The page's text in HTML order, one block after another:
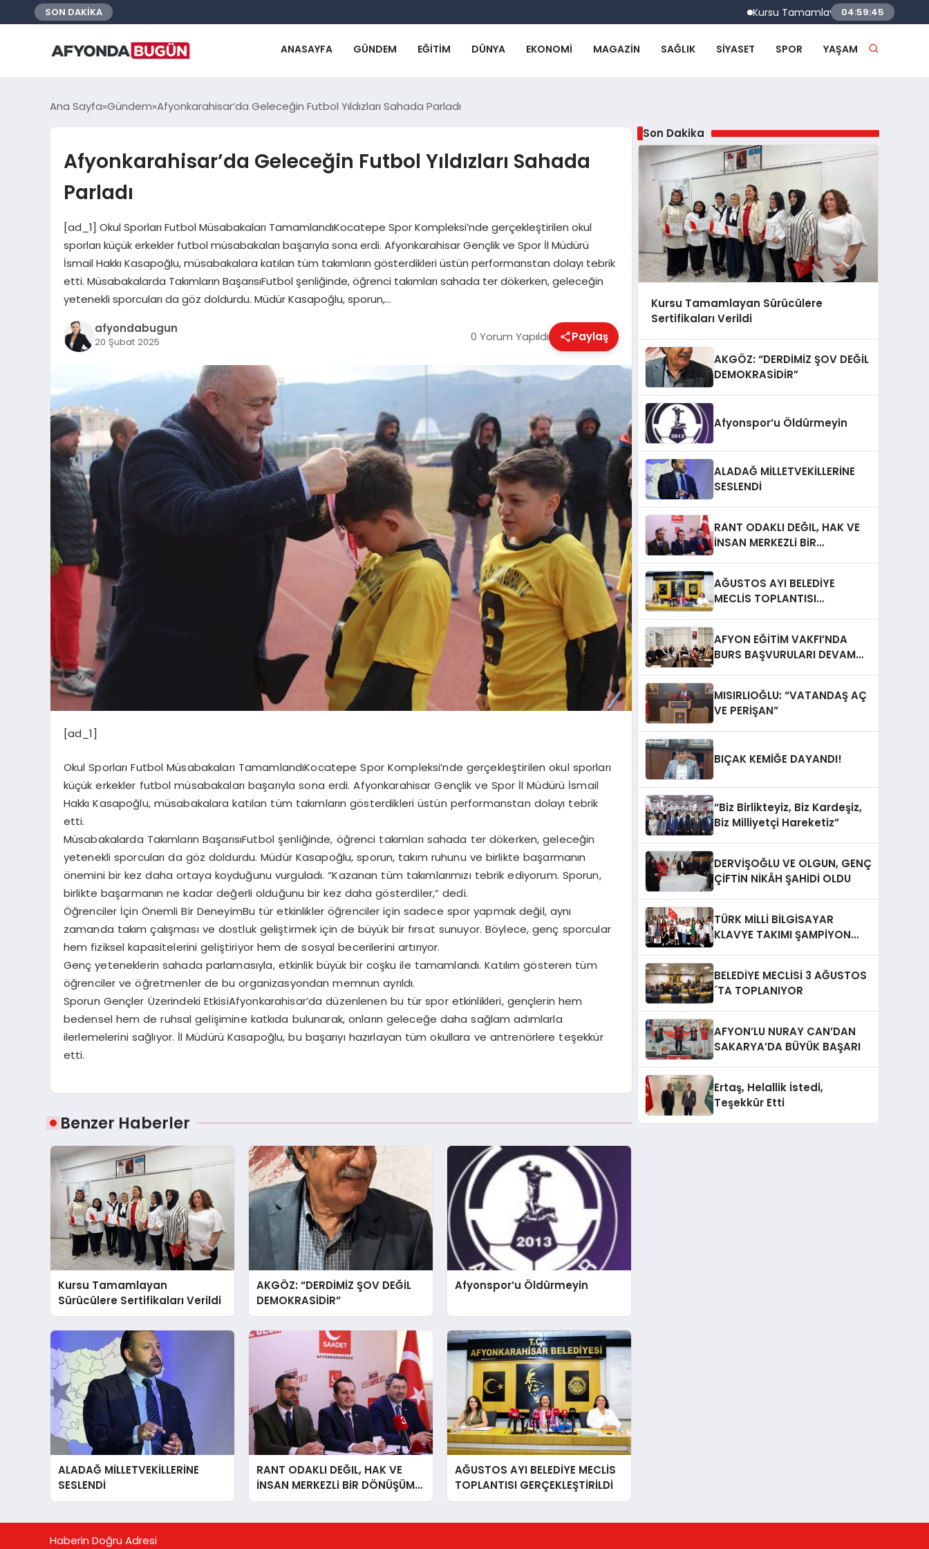
SON DAKİKA Kursu Tamamlayan Sürücülere Sertifikaları
04:59:46
ANASAYFA GÜNDEM EĞITIM DÜNYA EKONOMI MAGAZIN SAĞLIK SIYASET SPOR YAŞAM
Ana Sayfa Gündem Afyonkarahisar’da Geleceğin Futbol Yıldızları Sahada Parladı
Afyonkarahisar’da Geleceğin Futbol Yıldızları Sahada
Parladı
[ad_1] Okul Sporları Futbol Müsabakaları TamamlandıKocatepe Spor Kompleksi’nde gerçekleştirilen okul
sporları küçük erkekler futbol müsabakaları başarıyla sona erdi. Afyonkarahisar Gençlik ve Spor İl Müdürü
İsmail Hakkı Kasapoğlu, müsabakalara katılan tüm takımların gösterdikleri üstün performanstan dolayı tebrik
etti. Müsabakalarda Takımların BaşarısıFutbol şenliğinde, öğrenci takımları sahada ter dökerken, geleceğin
yetenekli sporcuları da göz doldurdu. Müdür Kasapoğlu, sporun,…
afyondabugun
20 Şubat 2025 0 Yorum Yapıldı Paylaş
[ad_1]
Okul Sporları Futbol Müsabakaları TamamlandıKocatepe Spor Kompleksi’nde gerçekleştirilen okul sporları
küçük erkekler futbol müsabakaları başarıyla sona erdi. Afyonkarahisar Gençlik ve Spor İl Müdürü İsmail
Hakkı Kasapoğlu, müsabakalara katılan tüm takımların gösterdikleri üstün performanstan dolayı tebrik
etti.
Müsabakalarda Takımların BaşarısıFutbol şenliğinde, öğrenci takımları sahada ter dökerken, geleceğin
yetenekli sporcuları da göz doldurdu. Müdür Kasapoğlu, sporun, takım ruhunu ve birlikte başarmanın
önemini bir kez daha ortaya koyduğunu vurguladı. “Kazanan tüm takımlarımızı tebrik ediyorum. Sporun,
birlikte başarmanın ne kadar değerli olduğunu bir kez daha gösterdiler,” dedi.
Öğrenciler İçin Önemli Bir DeneyimBu tür etkinlikler öğrenciler için sadece spor yapmak değil, aynı
zamanda takım çalışması ve dostluk geliştirmek için de büyük bir fırsat sunuyor. Böylece, genç sporcular
hem fiziksel kapasitelerini geliştiriyor hem de sosyal becerilerini artırıyor.
Genç yeteneklerin sahada parlamasıyla, etkinlik büyük bir coşku ile tamamlandı. Katılım gösteren tüm
öğrenciler ve öğretmenler de bu organizasyondan memnun ayrıldı.
Sporun Gençler Üzerindeki EtkisiAfyonkarahisar’da düzenlenen bu tür spor etkinlikleri, gençlerin hem
bedensel hem de ruhsal gelişimine katkıda bulunarak, onların geleceğe daha sağlam adımlarla
ilerlemelerini sağlıyor. İl Müdürü Kasapoğlu, bu başarıyı hazırlayan tüm okullara ve antrenörlere teşekkür
etti.
Benzer Haberler
Kursu Tamamlayan
Sürücülere Sertifikaları Verildi
AKGÖZ: “DERDİMİZ ŞOV DEĞİL
DEMOKRASİDİR”
Afyonspor’u Öldürmeyin
ALADAĞ MİLLETVEKİLLERİNE
SESLENDİ
RANT ODAKLI DEĞIL, HAK VE
İNSAN MERKEZLi BiR DÖNÜŞÜM
İÇiN AFYONKARAHiSAR’IN
AĞUSTOS AYI BELEDİYE MECLİS
TOPLANTISI GERÇEKLEŞTİRİLDİ
Son Dakika
Kursu Tamamlayan Sürücülere
Sertifikaları Verildi
AKGÖZ: “DERDİMİZ ŞOV DEĞİL
DEMOKRASİDİR”
Afyonspor’u Öldürmeyin
ALADAĞ MİLLETVEKİLLERİNE
SESLENDİ
RANT ODAKLI DEĞIL, HAK VE
İNSAN MERKEZLi BiR
YANINDAYIZ!
AĞUSTOS AYI BELEDİYE
MECLİS TOPLANTISI
AFYON EĞİTİM VAKFI’NDA
BURS BAŞVURULARI DEVAM
MISIRLIOĞLU: “VATANDAŞ AÇ
VE PERİŞAN”
BIÇAK KEMİĞE DAYANDI!
“Biz Birlikteyiz, Biz Kardeşiz,
Biz Milliyetçi Hareketiz”
DERVİŞOĞLU VE OLGUN, GENÇ
ÇİFTİN NİKÂH ŞAHİDİ OLDU
TÜRK MİLLİ BİLGİSAYAR
KLAVYE TAKIMI ŞAMPİYON
BELEDİYE MECLİSİ 3 AĞUSTOS
´TA TOPLANIYOR
AFYON’LU NURAY CAN’DAN
SAKARYA’DA BÜYÜK BAŞARI
Ertaş, Helallik İstedi,
Teşekkür Etti
Haberin Doğru Adresi